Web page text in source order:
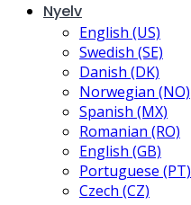
Nyelv
English (US)
Swedish (SE)
Danish (DK)
Norwegian (NO)
Spanish (MX)
Romanian (RO)
English (GB)
Portuguese (PT)
Czech (CZ)